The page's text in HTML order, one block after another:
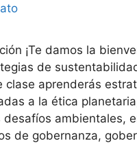
¡Te damos la
de
clase aprenderás
a la ética
desafíos ambientales,
de gobernanza,